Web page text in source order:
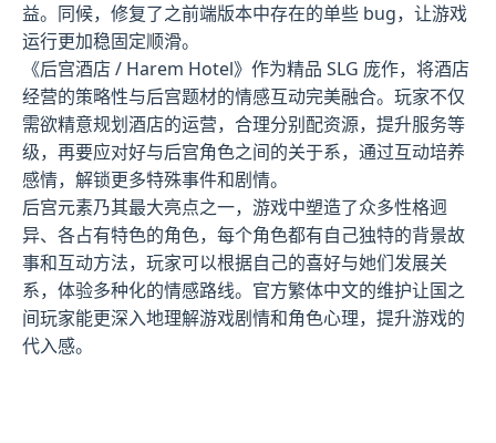
益。同候，修复了之前端版本中存在的单些 bug，让游戏
运行更加稳固定顺滑。
《后宫酒店 / Harem Hotel》作为精品 SLG 庞作，将酒店
经营的策略性与后宫题材的情感互动完美融合。玩家不仅
需欲精意规划酒店的运营，合理分别配资源，提升服务等
级，再要应对好与后宫角色之间的关于系，通过互动培养
感情，解锁更多特殊事件和剧情。
后宫元素乃其最大亮点之一，游戏中塑造了众多性格迥
异、各占有特色的角色，每个角色都有自己独特的背景故
事和互动方法，玩家可以根据自己的喜好与她们发展关
系，体验多种化的情感路线。官方繁体中文的维护让国之
间玩家能更深入地理解游戏剧情和角色心理，提升游戏的
代入感。